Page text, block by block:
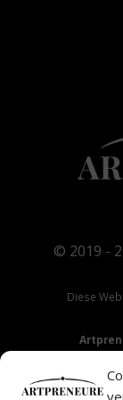
© 2019 -
Diese